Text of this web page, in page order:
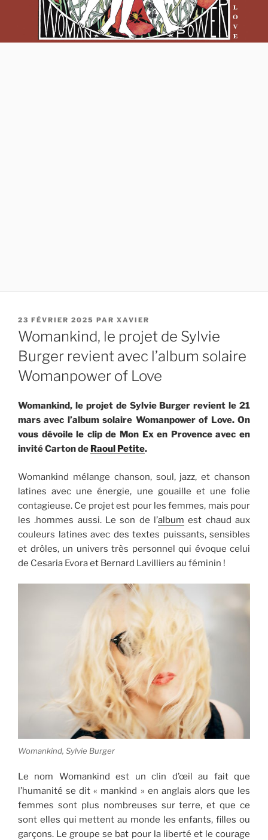
PUBLIÉ
LE
23 FÉVRIER 2025 PAR XAVIER
Womankind, le projet de Sylvie
Burger revient avec l’album solaire
Womanpower of Love
Womankind, le projet de Sylvie Burger revient le 21
mars avec l’album solaire Womanpower of Love. On
vous dévoile le clip de Mon Ex en Provence avec en
invité Carton de Raoul Petite.
Womankind mélange chanson, soul, jazz, et chanson
latines avec une énergie, une gouaille et une folie
contagieuse. Ce projet est pour les femmes, mais pour
les .hommes aussi. Le son de l’album est chaud aux
couleurs latines avec des textes puissants, sensibles
et drôles, un univers très personnel qui évoque celui
de Cesaria Evora et Bernard Lavilliers au féminin !
Womankind, Sylvie Burger
Le nom Womankind est un clin d’œil au fait que
l’humanité se dit « mankind » en anglais alors que les
femmes sont plus nombreuses sur terre, et que ce
sont elles qui mettent au monde les enfants, filles ou
garçons. Le groupe se bat pour la liberté et le courage